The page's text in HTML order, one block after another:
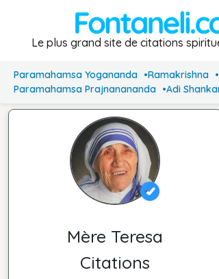
Le plus grand site de citations
Paramahamsa Yogananda Ramakrishna
Paramahamsa Prajnanananda
Adi
Mère Teresa
Citations